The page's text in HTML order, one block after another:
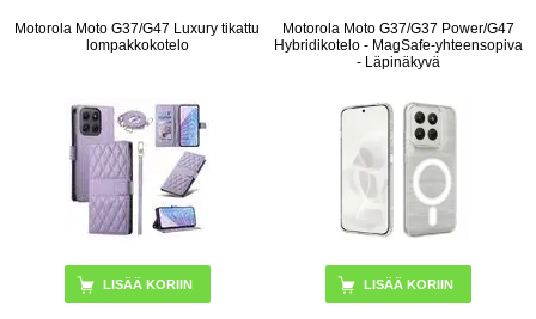
Motorola Moto G37/G47 Luxury tikattu
lompakkokotelo
LISÄÄ KORIIN
Motorola Moto G37/G37 Power/G47
Hybridikotelo - MagSafe-yhteensopiva
- Läpinäkyvä